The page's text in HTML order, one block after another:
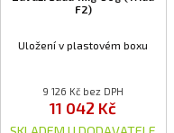
F2)
Uložení v plastovém boxu
9 126 Kč bez DPH
11 042 Kč